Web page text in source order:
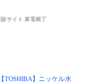
サイト 家電横丁